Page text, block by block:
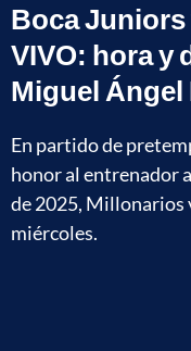
Boca
VIVO: hora y
Miguel Ángel
En partido de
honor al entrenador
de 2025, Millonarios
miércoles.